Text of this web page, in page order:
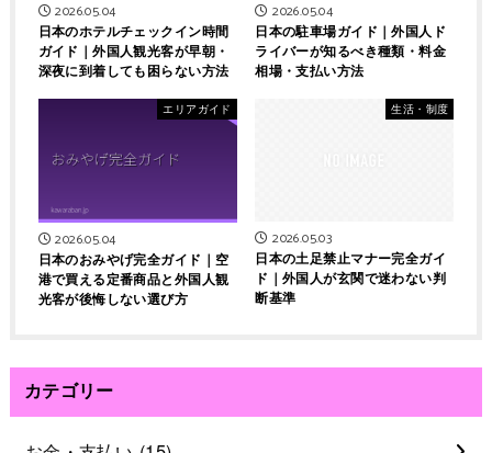
2026.05.04
日本のホテルチェックイン時間
ガイド｜外国人観光客が早朝・
深夜に到着しても困らない方法
2026.05.04
日本の駐車場ガイド｜外国人ド
ライバーが知るべき種類・料金
相場・支払い方法
エリアガイド
2026.05.04
日本のおみやげ完全ガイド｜空
港で買える定番商品と外国人観
光客が後悔しない選び方
生活・制度
2026.05.03
日本の土足禁止マナー完全ガイ
ド｜外国人が玄関で迷わない判
断基準
カテゴリー